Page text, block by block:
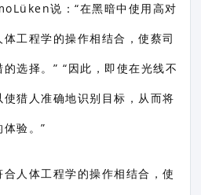
说：“在黑暗中使用高对
工程学的操作相结合，使蔡司
选择。” “因此，即使在光线不
猎人准确地识别目标，从而将
验。”
人体工程学的操作相结合，使